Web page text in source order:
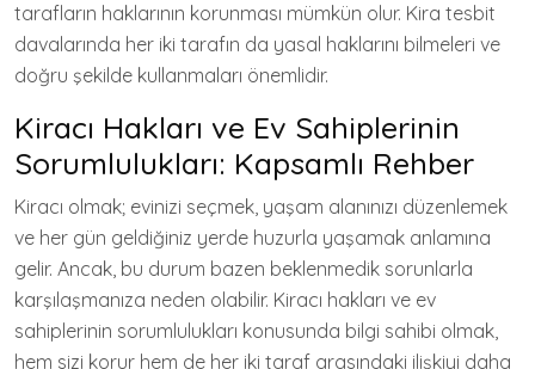
tarafların haklarının korunması mümkün olur. Kira tesbit
davalarında her iki tarafın da yasal haklarını bilmeleri ve
doğru şekilde kullanmaları önemlidir.
Kiracı Hakları ve Ev Sahiplerinin
Sorumlulukları: Kapsamlı Rehber
Kiracı olmak; evinizi seçmek, yaşam alanınızı düzenlemek
ve her gün geldiğiniz yerde huzurla yaşamak anlamına
gelir. Ancak, bu durum bazen beklenmedik sorunlarla
karşılaşmanıza neden olabilir. Kiracı hakları ve ev
sahiplerinin sorumlulukları konusunda bilgi sahibi olmak,
hem sizi korur hem de her iki taraf arasındaki ilişkiyi daha